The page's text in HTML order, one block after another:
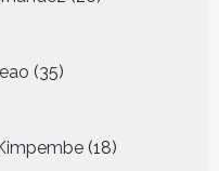
producten
35
producten
18
producten